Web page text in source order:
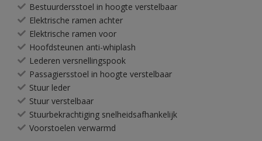
Bestuurdersstoel in hoogte verstelbaar
Elektrische ramen achter
Elektrische ramen voor
Hoofdsteunen anti-whiplash
Lederen versnellingspook
Passagiersstoel in hoogte verstelbaar
Stuur leder
Stuur verstelbaar
Stuurbekrachtiging snelheidsafhankelijk
Voorstoelen verwarmd